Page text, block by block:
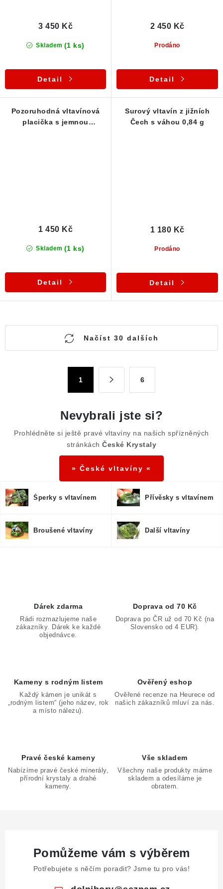
Skladem (1 ks)
3 450 Kč
Detail
Prodáno
2 450 Kč
Detail
Pozoruhodná vltavínová
placička s jemnou
Skladem (1 ks)
1 450 Kč
Detail
Surový vltavín z jižních
Čech s váhou 0,84 g
Prodáno
1 180 Kč
Detail
y
v
p
i
Načíst 30 dalších
í
1 6
Nevybrali jste si?
Prohlédněte si ještě pravé vltavíny na našich spřízněných
stránkách České Krystaly
» České vltavíny «
Šperky s vltavínem Přívěsky s vltavínem
Broušené vltavíny Další vltavíny
Dárek zdarma
Rádi rozmazlujeme naše
zákazníky. Dárek ke každé
objednávce.
Doprava od 70 Kč
Doprava po ČR už od 70 Kč (na
Slovensko od 4 EUR).
Kameny s rodným listem
Každý kámen je unikát s
„rodným listem“ (jeho název, rok
a místo nálezu).
Ověřený eshop
Ověřené recenze na Heurece od
našich zákazníků mluví za nás.
Pravé české kameny
Nabízíme pravé české minerály,
přírodní krystaly a drahé
kameny.
Vše skladem
Všechny naše produkty máme
skladem a odesíláme je
obratem.
Pomůžeme vám s výběrem
Potřebujete s něčím poradit? Jsme tu pro vás!